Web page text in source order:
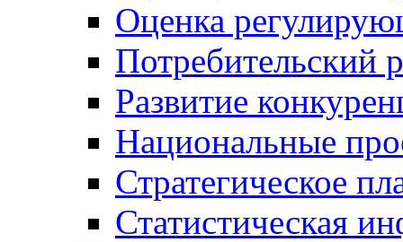
Оценка
Потребительский
Развитие
Национальные
Стратегическое
Статистическая